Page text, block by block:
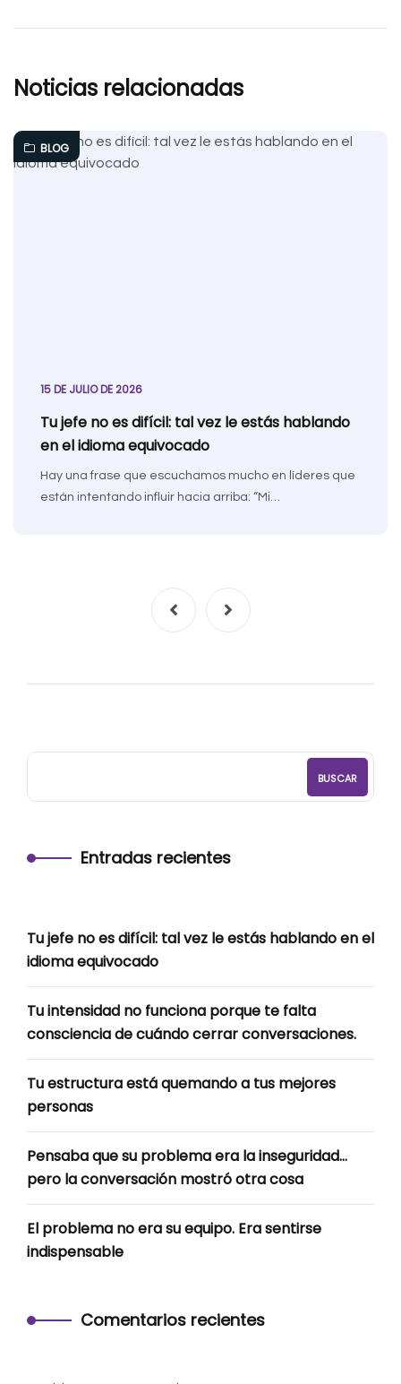
Noticias relacionadas
BLOG
15 DE JULIO DE 2026
Tu jefe no es difícil: tal vez le estás hablando
en el idioma equivocado
Hay una frase que escuchamos mucho en líderes que
están intentando influir hacia arriba: “Mi…
BUSCAR
Entradas recientes
Tu jefe no es difícil: tal vez le estás hablando en el
idioma equivocado
Tu intensidad no funciona porque te falta
consciencia de cuándo cerrar conversaciones.
Tu estructura está quemando a tus mejores
personas
Pensaba que su problema era la inseguridad…
pero la conversación mostró otra cosa
El problema no era su equipo. Era sentirse
indispensable
Comentarios recientes